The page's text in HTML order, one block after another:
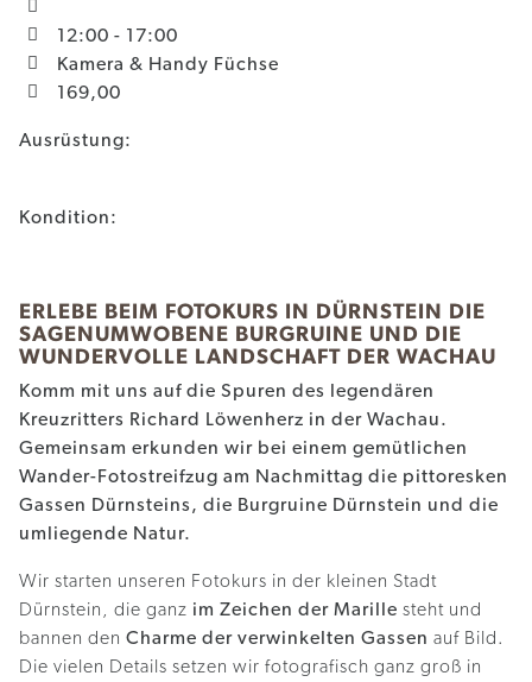
ERLEBE BEIM FOTOKURS IN DÜRNSTEIN DIE
SAGENUMWOBENE BURGRUINE UND DIE
WUNDERVOLLE LANDSCHAFT DER WACHAU
Komm mit uns auf die Spuren des legendären
Kreuzritters Richard Löwenherz in der Wachau.
Gemeinsam erkunden wir bei einem gemütlichen
Wander-Fotostreifzug am Nachmittag die pittoresken
Gassen Dürnsteins, die Burgruine Dürnstein und die
umliegende Natur.
Wir starten unseren Fotokurs in der kleinen Stadt
Dürnstein, die ganz im Zeichen der Marille steht und
bannen den Charme der verwinkelten Gassen auf Bild.
Die vielen Details setzen wir fotografisch ganz groß in
12:00 - 17:00
Kamera & Handy Füchse
169,00
Ausrüstung:
Kondition: